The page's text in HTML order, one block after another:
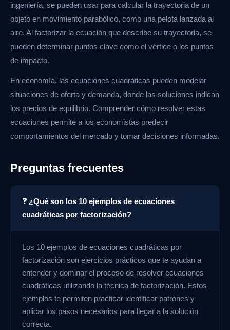
ingeniería, se pueden usar para calcular la trayectoria de un
objeto en movimiento parabólico, como una pelota lanzada al
aire. Al factorizar la ecuación que describe su trayectoria, se
pueden determinar puntos clave como el vértice o los puntos
de impacto.
En economía, las ecuaciones cuadráticas pueden modelar
situaciones de oferta y demanda, donde las soluciones indican
los precios de equilibrio. Comprender cómo resolver estas
ecuaciones permite a los economistas predecir
comportamientos del mercado y tomar decisiones informadas.
Preguntas frecuentes
❓ ¿Qué son los 10 ejemplos de ecuaciones
cuadráticas por factorización?
Los 10 ejemplos de ecuaciones cuadráticas por
factorización son ejercicios prácticos que te ayudan a
entender y dominar el proceso de resolver ecuaciones
cuadráticas utilizando la técnica de factorización. Estos
ejemplos te permiten practicar identificar patrones y
aplicar los pasos necesarios para llegar a la solución
correcta.